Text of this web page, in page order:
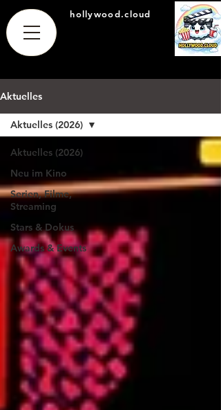
hollywood.cloud
Aktuelles
Aktuelles (2026)
Neu im Kino
Serien, Filme,
Streaming
Stars & Dokus
Awards & Events
Aktuelles (2026)